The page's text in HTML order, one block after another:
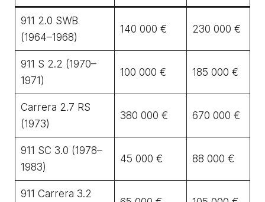
911 2.0 SWB
(1964–1968)
140 000 € 230 000 €
911 S 2.2 (1970–
1971)
100 000 € 185 000 €
Carrera 2.7 RS
(1973)
380 000 € 670 000 €
911 SC 3.0 (1978–
1983)
45 000 € 88 000 €
911 Carrera 3.2